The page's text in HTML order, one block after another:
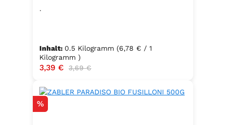
.
Inhalt: 0.5 Kilogramm (6,78 € / 1
Kilogramm )
Verkaufspreis:
3,39 € Regulärer Preis:
3,69 €
Rabatt
%